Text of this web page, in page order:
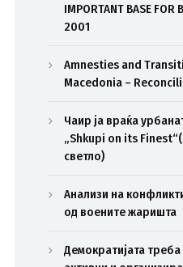
IMPORTANT BASE FOR
2001
Amnesties and
Macedonia –
Чаир ја враќа
„Shkupi on its
светло)
Анализи на
од воените жаришта
Демократијата